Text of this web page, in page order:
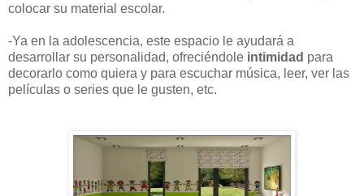
colocar su material escolar.
-Ya en la adolescencia, este espacio le ayudará a
desarrollar su personalidad, ofreciéndole intimidad para
decorarlo como quiera y para escuchar música, leer, ver las
películas o series que le gusten, etc.